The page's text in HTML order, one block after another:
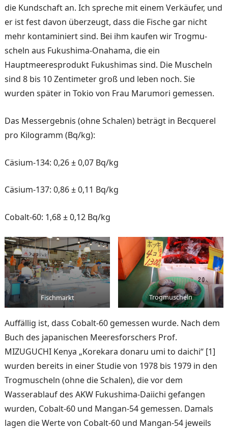
die Kundschaft an. Ich spreche mit einem Ver­käufer, und
er ist fest davon überzeugt, dass die Fische gar nicht
mehr kontaminiert sind. Bei ihm kaufen wir Trogmu­
scheln aus Fukushima-Onaha­ma, die ein
Hauptmeerespro­dukt Fukushimas sind. Die Muscheln
sind 8 bis 10 Zen­timeter groß und leben noch. Sie
wurden später in Tokio von Frau Marumori gemessen.
Das Messergebnis (ohne Schalen) beträgt in Becquerel
pro Kilogramm (Bq/kg):
Cäsium-134: 0,26 ± 0,07 Bq/kg
Cäsium-137: 0,86 ± 0,11 Bq/kg
Cobalt-60: 1,68 ± 0,12 Bq/kg
Fischmarkt Trogmuscheln
Auffällig ist, dass Cobalt-60 gemessen wurde. Nach dem
Buch des japanischen Meeres­forschers Prof.
MIZUGUCHI Kenya „Korekara donaru umi to daichi“ [1]
wurden bereits in einer Studie von 1978 bis 1979 in den
Trogmuscheln (ohne die Schalen), die vor dem
Wasserablauf des AKW Fukushima-Daiichi gefangen
wurden, Cobalt-60 und Man­gan-54 gemessen. Damals
la­gen die Werte von Cobalt-60 und Mangan-54 jeweils